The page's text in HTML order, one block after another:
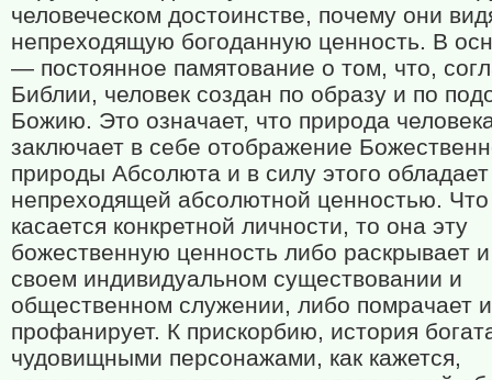
человеческом достоинстве, почему они
непреходящую богоданную ценность. В
— постоянное памятование о том, что,
Библии, человек создан по образу и по
Божию. Это означает, что природа
заключает в себе отображение
природы Абсолюта и в силу этого обладает
непреходящей абсолютной ценностью.
касается конкретной личности, то она эту
божественную ценность либо раскрывает и
своем индивидуальном существовании и
общественном служении, либо помрачает и
профанирует. К прискорбию, история
чудовищными персонажами, как кажется,